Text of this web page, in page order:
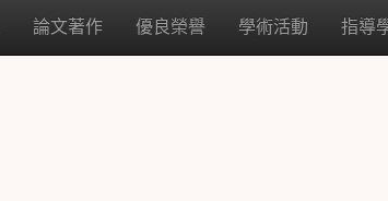
論文著作 優良榮譽 學術活動 指導